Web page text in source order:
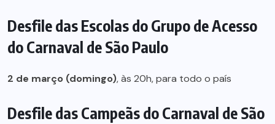
Desfile das Escolas do Grupo de Acesso
do Carnaval de São Paulo
2 de março (domingo), às 20h, para todo o país
Desfile das Campeãs do Carnaval de São